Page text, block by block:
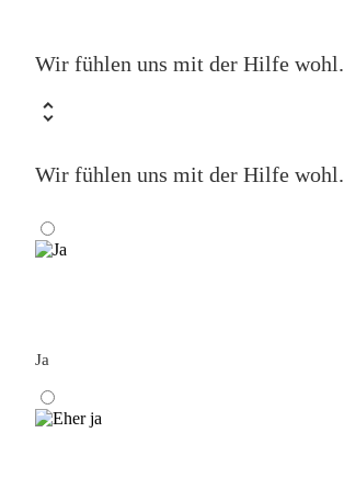
Wir fühlen uns mit der Hilfe wohl.
Wir fühlen uns mit der Hilfe wohl.
Ja